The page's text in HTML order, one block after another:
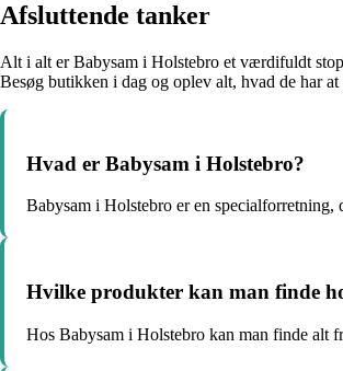
Afsluttende tanker
Alt i alt er Babysam i Holstebro et værdifuldt
Besøg butikken i dag og oplev alt, hvad de har
Hvad er Babysam i Holstebro?
Babysam i Holstebro er en
Hvilke produkter kan man finde
Hos Babysam i Holstebro kan man finde alt